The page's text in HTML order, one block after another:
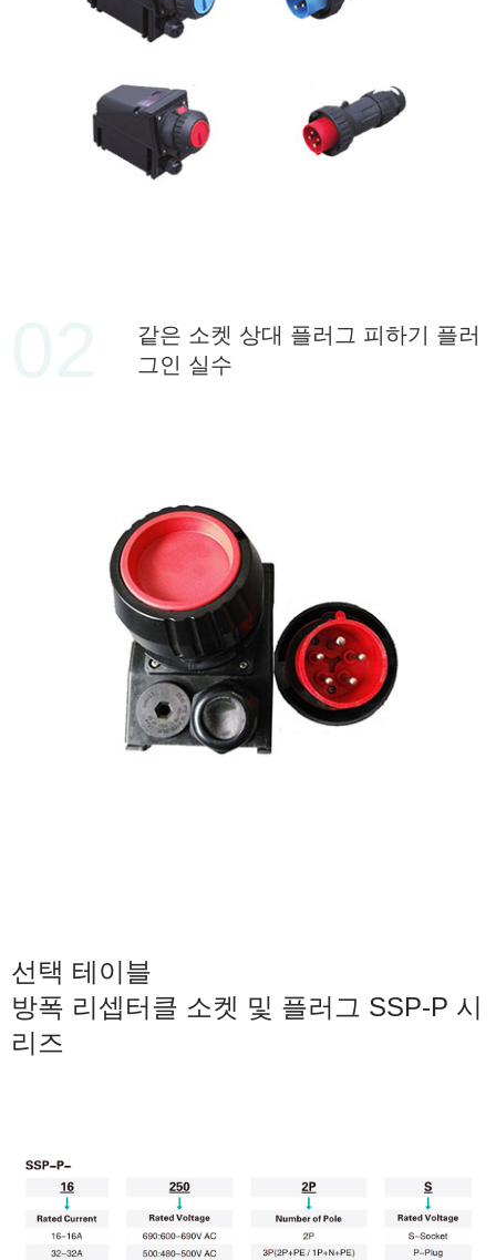
같은 소켓 상대 플러그 피하기 플러
그인 실수
선택 테이블
방폭 리셉터클 소켓 및 플러그 SSP-P 시
리즈